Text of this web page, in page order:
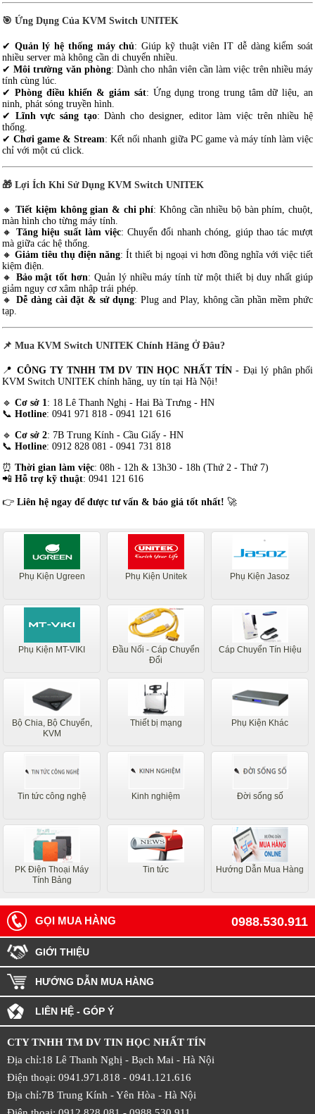
🎯 Ứng Dụng Của KVM Switch UNITEK
✔ Quản lý hệ thống máy chủ: Giúp kỹ thuật viên IT dễ dàng kiểm soát
nhiều server mà không cần di chuyển nhiều.
✔Môi trường văn phòng: Dành cho nhân viên cần làm việc trên nhiều máy
tính cùng lúc.
✔ Phòng điều khiển & giám sát: Ứng dụng trong trung tâm dữ liệu, an
ninh, phát sóng truyền hình.
✔ Lĩnh vực sáng tạo: Dành cho designer, editor làm việc trên nhiều hệ
thống.
✔Chơi game & Stream: Kết nối nhanh giữa PC game và máy tính làm việc
chỉ với một cú click.
🎁 Lợi Ích Khi Sử Dụng KVM Switch UNITEK
🔸Tiết kiệm không gian & chi phí: Không cần nhiều bộ bàn phím, chuột,
màn hình cho từng máy tính.
🔸Tăng hiệu suất làm việc: Chuyển đổi nhanh chóng, giúp thao tác mượt
mà giữa các hệ thống.
🔸 Giảm tiêu thụ điện năng: Ít thiết bị ngoại vi hơn đồng nghĩa với việc tiết
kiệm điện.
🔸 Bảo mật tốt hơn: Quản lý nhiều máy tính từ một thiết bị duy nhất giúp
giảm nguy cơ xâm nhập trái phép.
🔸 Dễ dàng cài đặt & sử dụng: Plug and Play, không cần phần mềm phức
tạp.
📌 Mua KVM Switch UNITEK Chính Hãng Ở Đâu?
📍 CÔNG TY TNHH TM DV TIN HỌC NHẤT TÍN - Đại lý phân phối
KVM Switch UNITEK chính hãng, uy tín tại Hà Nội!
🔹 Cơ sở 1: 18 Lê Thanh Nghị - Hai Bà Trưng - HN
📞 Hotline: 0941 971 818 - 0941 121 616
🔹 Cơ sở 2: 7B Trung Kính - Cầu Giấy - HN
📞 Hotline: 0912 828 081 - 0941 731 818
⏰ Thời gian làm việc: 08h - 12h & 13h30 - 18h (Thứ 2 - Thứ 7)
📲 Hỗ trợ kỹ thuật: 0941 121 616
👉 Liên hệ ngay để được tư vấn & báo giá tốt nhất! 🚀
Phụ Kiện Ugreen Phụ Kiện Unitek Phụ Kiện Jasoz
Phụ Kiện MT-VIKI
Đầu Nối - Cáp Chuyển
Đổi
Cáp Chuyển Tín Hiệu
Bộ Chia, Bộ Chuyển,
KVM
Thiết bị mạng Phụ Kiện Khác
Tin tức công nghệ Kinh nghiệm Đời sống số
PK Điện Thoại Máy
Tính Bảng
Tin tức Hướng Dẫn Mua Hàng
0988.530.911
GỌI MUA HÀNG
GIỚI THIỆU
HƯỚNG DẪN MUA HÀNG
LIÊN HỆ - GÓP Ý
CTY TNHH TM DV TIN HỌC NHẤT TÍN
Địa chỉ:18 Lê Thanh Nghị - Bạch Mai - Hà Nội
Điện thoại: 0941.971.818 - 0941.121.616
Địa chỉ:7B Trung Kính - Yên Hòa - Hà Nội